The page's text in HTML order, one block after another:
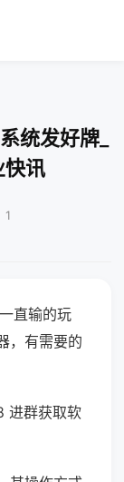
统发好牌_
快讯
1
直输的玩
，有需要的
进群获取软